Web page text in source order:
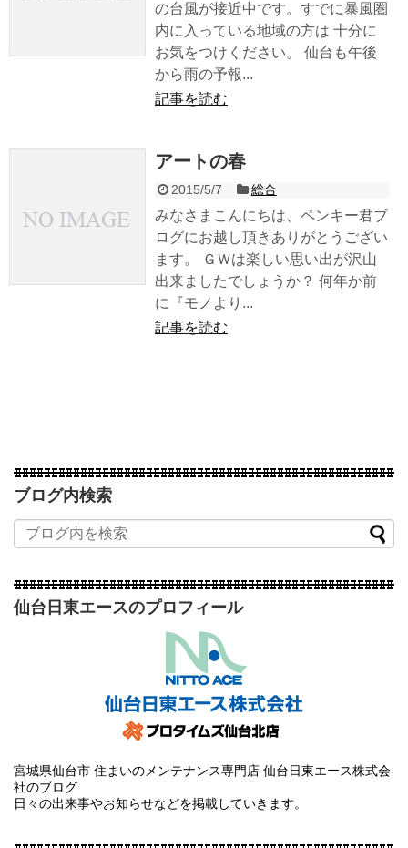
の台風が接近中です。すでに暴風圏
内に入っている地域の方は 十分に
お気をつけください。 仙台も午後
から雨の予報...
記事を読む
アートの春
2015/5/7 総合
みなさまこんにちは、ペンキー君ブ
ログにお越し頂きありがとうござい
ます。 ＧＷは楽しい思い出が沢山
出来ましたでしょうか？ 何年か前
に『モノより...
記事を読む
ブログ内検索
仙台日東エースのプロフィール
宮城県仙台市 住まいのメンテナンス専門店 仙台日東エース株式会
社のブログ
日々の出来事やお知らせなどを掲載していきます。